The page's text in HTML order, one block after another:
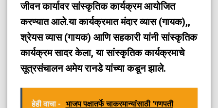
जीवन कार्यावर सांस्कृतिक कार्यक्रम आयोजित
करण्यात आले.या कार्यक्रमात मंदार व्यास (गायक),,
श्रेयस व्यास (गायक) आणि सहकारी यांनी सांस्कृतिक
कार्यक्रम सादर केला,या सांस्कृतिक कार्यक्रमाचे
सूत्रसंचालन अमेय रानडे यांच्या कडून झाले.
हेही वाचा - भाजप पक्षातर्फे चाकरमान्यांसाठी 'गणपती